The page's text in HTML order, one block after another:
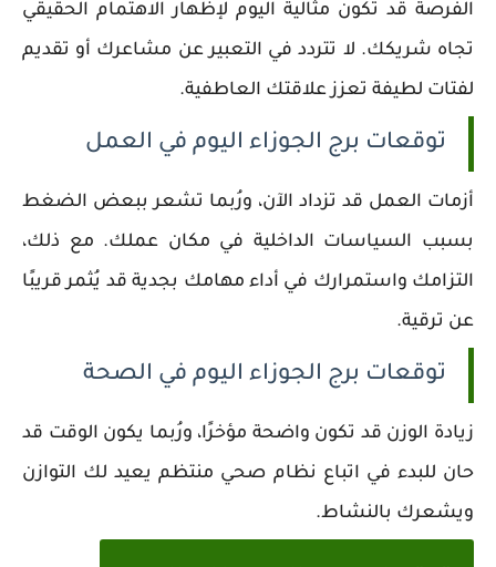
الفرصة قد تكون مثالية اليوم لإظهار الاهتمام الحقيقي
تجاه شريكك. لا تتردد في التعبير عن مشاعرك أو تقديم
لفتات لطيفة تعزز علاقتك العاطفية.
توقعات برج الجوزاء اليوم في العمل
أزمات العمل قد تزداد الآن، ورُبما تشعر ببعض الضغط
بسبب السياسات الداخلية في مكان عملك. مع ذلك،
التزامك واستمرارك في أداء مهامك بجدية قد يُثمر قريبًا
عن ترقية.
توقعات برج الجوزاء اليوم في الصحة
زيادة الوزن قد تكون واضحة مؤخرًا، ورُبما يكون الوقت قد
حان للبدء في اتباع نظام صحي منتظم يعيد لك التوازن
ويشعرك بالنشاط.